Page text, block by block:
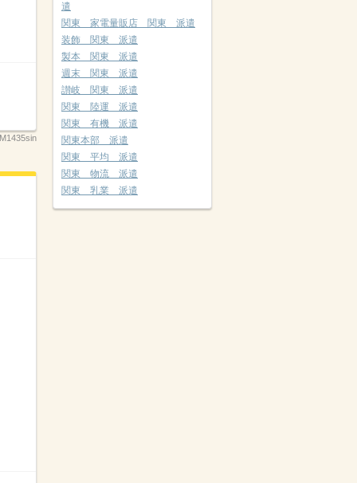
遣
関東 家電量販店 関東 派遣
装飾 関東 派遣
製本 関東 派遣
週末 関東 派遣
讃岐 関東 派遣
関東 陸運 派遣
関東 有機 派遣
関東本部 派遣
関東 平均 派遣
関東 物流 派遣
関東 乳業 派遣